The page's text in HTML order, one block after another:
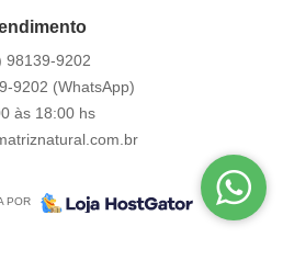
98139-9202
9202 (WhatsApp)
às 18:00 hs
POR